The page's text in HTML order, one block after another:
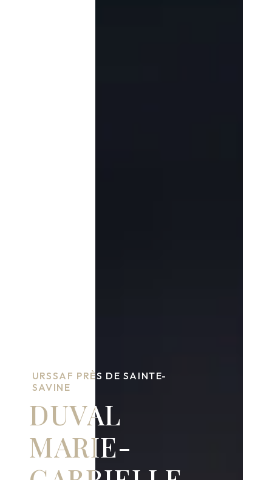
URSSAF PRÈS DE SAINTE-
SAVINE
DUVAL
MARIE-